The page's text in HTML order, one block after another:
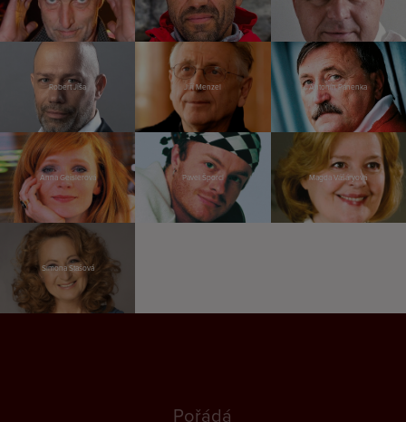
Robert Jíša Jiří Menzel Antonín Panenka
Anna Geislerová Pavel Šporcl Magda Vášáryová
Simona Stašová
Pořádá